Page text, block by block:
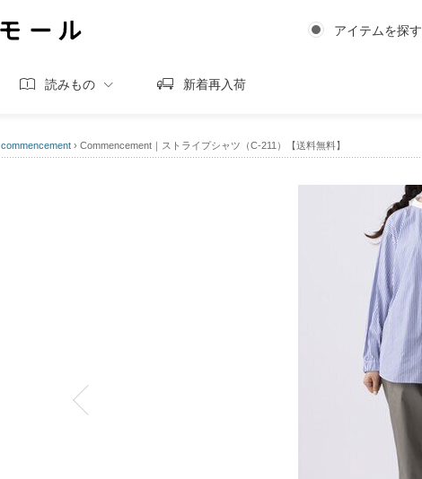
アイテムを探す
読みもの 新着再入荷
commencement › Commencement｜ストライプシャツ（C-211）【送料無料】